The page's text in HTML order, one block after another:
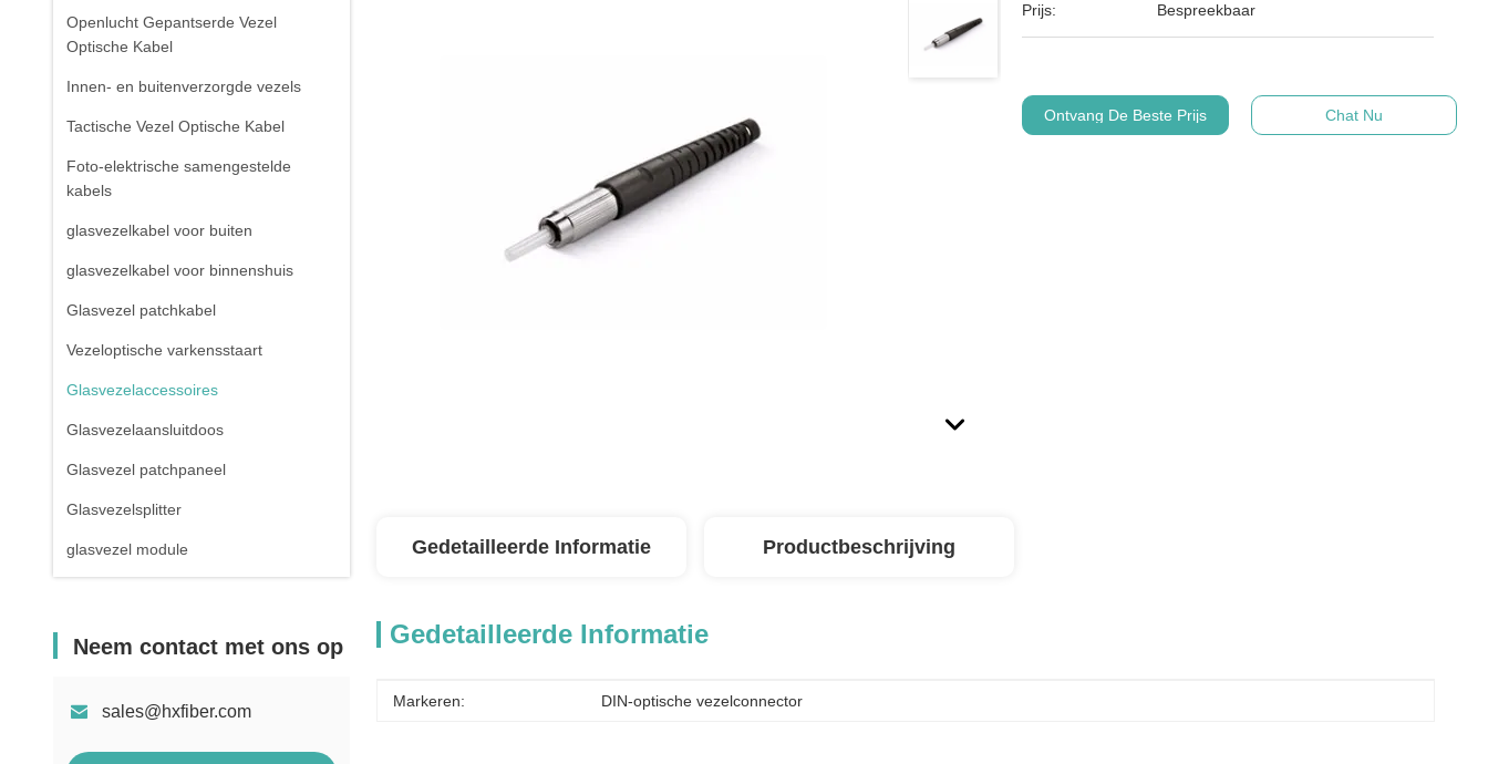
Openlucht Gepantserde Vezel
Optische Kabel
Innen- en buitenverzorgde vezels
Tactische Vezel Optische Kabel
Foto-elektrische samengestelde
kabels
glasvezelkabel voor buiten
glasvezelkabel voor binnenshuis
Glasvezel patchkabel
Vezeloptische varkensstaart
Glasvezelaccessoires
Glasvezelaansluitdoos
Glasvezel patchpaneel
Glasvezelsplitter
glasvezel module
Neem contact met ons op
sales@hxfiber.com
Prijs: Bespreekbaar
Ontvang De Beste Prijs Chat Nu
Gedetailleerde Informatie Productbeschrijving
Gedetailleerde Informatie
Markeren: DIN-optische vezelconnector